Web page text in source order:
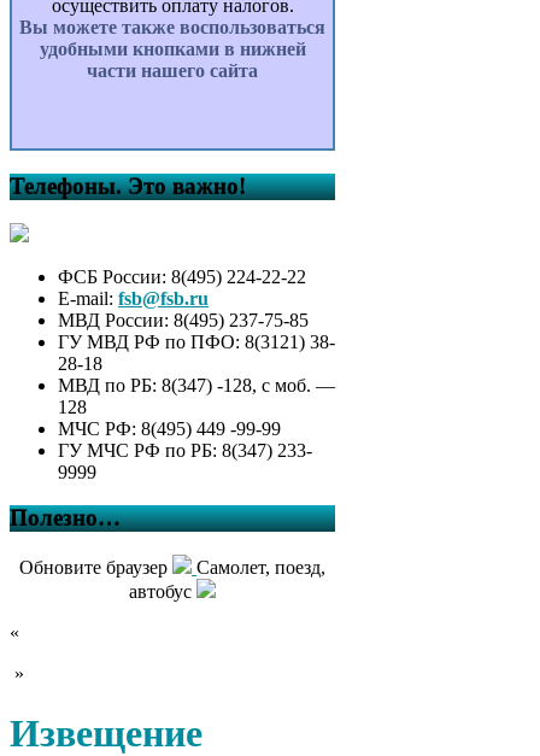
осуществить оплату налогов.
Вы можете также воспользоваться
удобными кнопками в нижней
части нашего сайта
Телефоны. Это важно!
ФСБ России: 8(495) 224-22-22
E-mail: fsb@fsb.ru
МВД России: 8(495) 237-75-85
ГУ МВД РФ по ПФО: 8(3121) 38-
28-18
МВД по РБ: 8(347) -128, с моб. —
128
МЧС РФ: 8(495) 449 -99-99
ГУ МЧС РФ по РБ: 8(347) 233-
9999
Полезно…
Обновите браузер
Самолет, поезд,
автобус
«
»
Извещение